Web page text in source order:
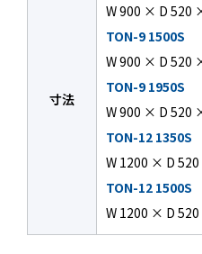
寸法
W 900 × D 520
TON-9 1500S
W 900 × D 520
TON-9 1950S
W 900 × D 520
TON-12 1350S
W 1200 × D
TON-12 1500S
W 1200 × D